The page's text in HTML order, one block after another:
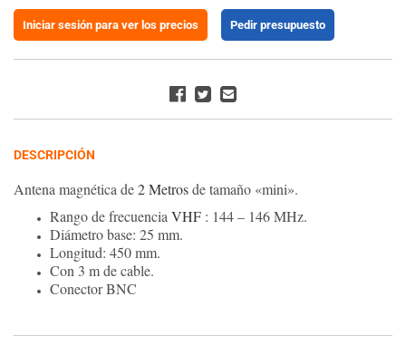
Iniciar sesión para ver los precios Pedir presupuesto
DESCRIPCIÓN
Antena magnética de2 Metrosde tamaño «mini».
Rango de frecuenciaVHF : 144 – 146 MHz.
Diámetro base: 25 mm.
Longitud: 450 mm.
Con 3 m de cable.
Conector BNC